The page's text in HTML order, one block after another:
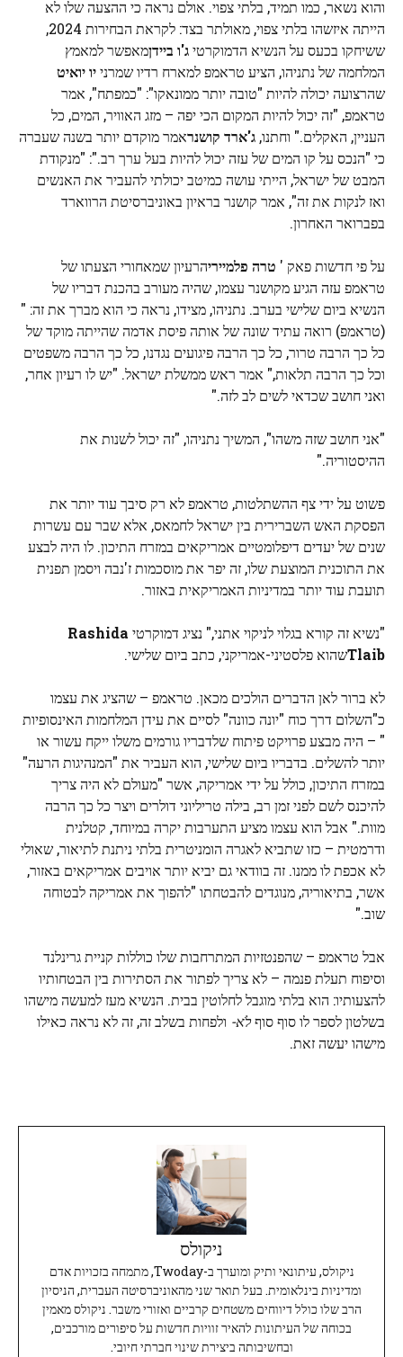
והוא נשאר, כמו תמיד, בלתי צפוי. אולם נראה כי ההצעה שלו לא
הייתה איזשהו בלתי צפוי, מאולתר בצד: לקראת הבחירות 2024,
ששיחקו בכעס על הנשיא הדמוקרטיג'ו ביידןמאפשר למאמץ
המלחמה של נתניהו, הציע טראמפ למארח רדיו שמרנייו יואיט
שהרצועה יכולה להיות "טובה יותר ממונאקו": "כמפתח", אמר
טראמפ, "זה יכול להיות המקום הכי יפה – מזג האוויר, המים, כל
העניין, האקלים." וחתנו, ג'ארד קושנראמר מוקדם יותר בשנה שעברה
כי "הנכס על קו המים של עזה יכול להיות בעל ערך רב.": "מנקודת
המבט של ישראל, הייתי עושה כמיטב יכולתי להעביר את האנשים
ואז לנקות את זה", אמר קושנר בראיון באוניברסיטת הרווארד
בפברואר האחרון.
על פי חדשות פאק ' טרה פלמייריהרעיון שמאחורי הצעתו של
טראמפ עזה הגיע מקושנר עצמו, שהיה מעורב בהכנת דבריו של
הנשיא ביום שלישי בערב. נתניהו, מצידו, נראה כי הוא מברך את זה: "
(טראמפ) רואה עתיד שונה של אותה פיסת אדמה שהייתה מוקד של
כל כך הרבה טרור, כל כך הרבה פיגועים נגדנו, כל כך הרבה משפטים
וכל כך הרבה תלאות," אמר ראש ממשלת ישראל. "יש לו רעיון אחר,
ואני חושב שכדאי לשים לב לזה."
"אני חושב שזה משהו", המשיך נתניהו, "זה יכול לשנות את
ההיסטוריה."
פשוט על ידי צף ההשתלטות, טראמפ לא רק סיבך עוד יותר את
הפסקת האש השברירית בין ישראל לחמאס, אלא שבר עם עשרות
שנים של יעדים דיפלומטיים אמריקאים במזרח התיכון. לו היה לבצע
את התוכנית המוצעת שלו, זה יפר את מוסכמות ז'נבה ויסמן תפנית
תועבת עוד יותר במדיניות האמריקאית באזור.
"נשיא זה קורא בגלוי לניקוי אתני," נציג דמוקרטי Rashida
Tlaibשהוא פלסטיני-אמריקני, כתב ביום שלישי.
לא ברור לאן הדברים הולכים מכאן. טראמפ – שהציג את עצמו
כ"השלום דרך כוח "יונה כוונה" לסיים את עידן המלחמות האינסופיות
" – היה מבצע פרויקט פיתוח שלדבריו גורמים משלו ייקח עשור או
יותר להשלים. בדבריו ביום שלישי, הוא העביר את "המנהיגות הרעה"
במזרח התיכון, כולל על ידי אמריקה, אשר "מעולם לא היה צריך
להיכנס לשם לפני זמן רב, בילה טריליוני דולרים ויצר כל כך הרבה
מוות." אבל הוא עצמו מציע התערבות יקרה במיוחד, קטלנית
ודרמטית – כזו שתביא לאגרה הומניטרית בלתי ניתנת לתיאור, שאולי
לא אכפת לו ממנו. זה בוודאי גם יביא יותר אויבים אמריקאים באזור,
אשר, בתיאוריה, מנוגדים להבטחתו "להפוך את אמריקה לבטוחה
שוב."
אבל טראמפ – שהפנטזיות המתרחבות שלו כוללות קניית גרינלנד
וסיפוח תעלת פנמה – לא צריך לפתור את הסתירות בין הבטחותיו
להצעותיו: הוא בלתי מוגבל לחלוטין בבית. הנשיא מעז למעשה מישהו
בשלטון לספר לו סוף סוףלֹא- ולפחות בשלב זה, זה לא נראה כאילו
מישהו יעשה זאת.
ניקולס
ניקולס, עיתונאי ותיק ומוערך ב-Twoday, מתמחה בזכויות אדם
ומדיניות בינלאומית. בעל תואר שני מהאוניברסיטה העברית, הניסיון
הרב שלו כולל דיווחים משטחים קרביים ואזורי משבר. ניקולס מאמין
בכוחה של העיתונות להאיר זוויות חדשות על סיפורים מורכבים,
ובחשיבותה ביצירת שינוי חברתי חיובי.